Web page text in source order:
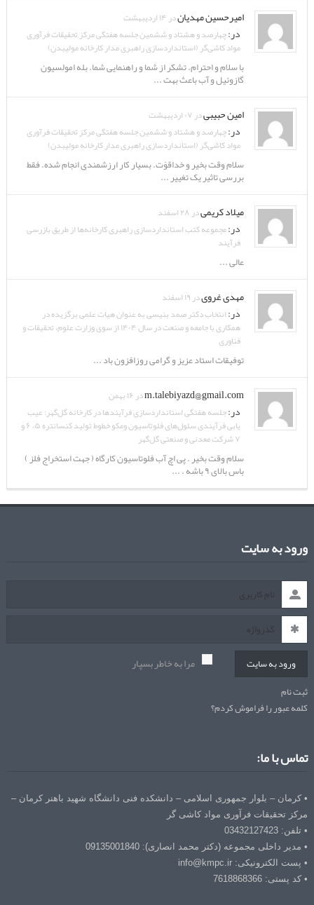
امیرحسین مهدیاندر ۱۴ اردیبهشت
در:چهارصد و هشتاد و ششمین جلسه هفتگی مرکز تحقیقات فرآوری
مواد کاشی‌گر (استانداردسازی راهبری مدار کارخانه مولیبدن)
با سلام و احترام. تشکر از شما و راهنمایی شما. بله امولسیون
گازوئیل و آب باعث بهت ...
امین حبیبیدر ۰۷ اردیبهشت
در:چهارصد و هشتاد و ششمین جلسه هفتگی مرکز تحقیقات فرآوری
مواد کاشی‌گر (استانداردسازی راهبری مدار کارخانه مولیبدن)
سلام وقت بخیر و خداقوّت. بسیار کار ارزشمندی انجام شده. فقط
بررسی تاثیر یک تغییر ...
میلاد کریمیدر ۲۸ اسفند
در:مجموعه کتب استانداردسازی راهبری کارخانه‌ها از طریق بازرسی
فرآیند
عالی ...
مهدی غرویدر ۱۹ اسفند
در:انتخاب دکتر صمد بنیسی به عنوان هیات علمی برگزیده در
همکاری با جامعه و صنعت در سال ۱۴۰۴ از سوی وزارت علوم، تحقیقات و
فناوری
توفیقات استاد عزیز و گرامی روزافزون باد ...
m.talebiyazd@gmail.comدر ۱۶ بهمن
در:جلسه هفتگی استانداردسازی فرآیندها در کارخانه گل‌گهر: عیب
یابی فرآیندی سلول‌های فلوتاسیون ومکو خطوط تولید کنسانتره ۵، ۶ و
۷ شرکت معدنی و صنعتی گل‌گهر
سلام وقت بخیر . پی اچ آب فلوتاسیون کارگاه ( جهت استخراج فلز )
باس بالای ۹ باشه . ...
ورود به سایت
ورود به سایت مرا به خاطر بسپار
ثبت نام
کلمه عبور را فراموش کردم؟
تماس با ما:
• کرمان – بلوار جمهوری اسلامی – دانشکده فنی دانشگاه شهید باهنر کرمان –
مرکز تحقیقات فرآوری مواد کاشی گر
• تلفن: 03432127423
• مدیر داخلی مجموعه (دکتر محمد انصاری): 09135001840
• پست الکترونیکی: info@kmpc.ir
• کد پستی: 7618868366